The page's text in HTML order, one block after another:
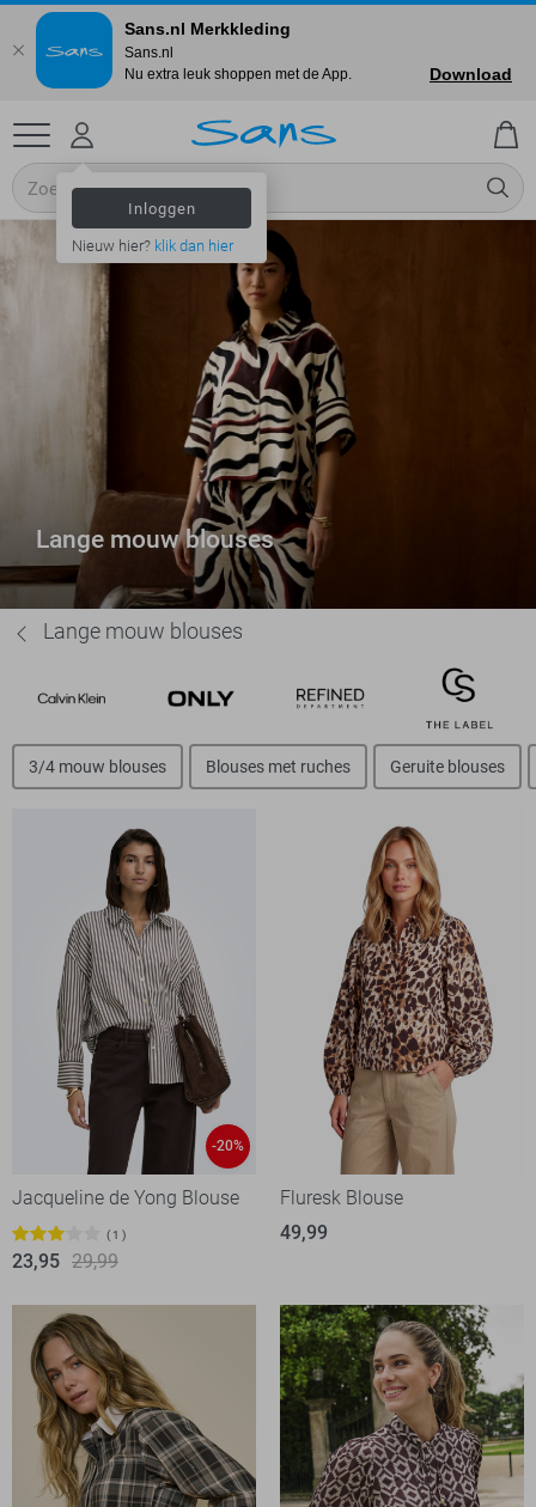
Inloggen
Nieuw hier? klik dan hier
Lange mouw blouses
Lange mouw blouses
3/4 mouw blouses Blouses met ruches Geruite blouses
-20%
Jacqueline de Yong Blouse
1
23,95 29,99
Fluresk Blouse
49,99
Sans.nl Merkkleding
Sans.nl
Nu extra leuk shoppen met de App.
Download